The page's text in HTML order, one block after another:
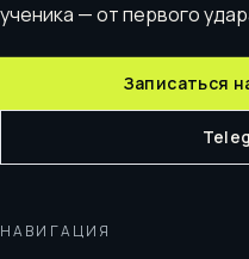
ученика — от первого
Записаться
НАВИГАЦИЯ